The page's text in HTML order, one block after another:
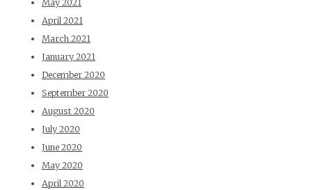
May 2021
April 2021
March 2021
January 2021
December 2020
September 2020
August 2020
July 2020
June 2020
May 2020
April 2020